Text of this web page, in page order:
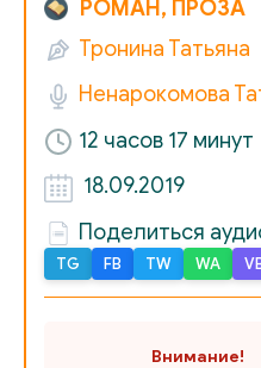
РОМАН, ПРОЗА
Тронина Татьяна
Ненарокомова
12 часов 17 минут
18.09.2019
Поделиться
TG FB TW WA